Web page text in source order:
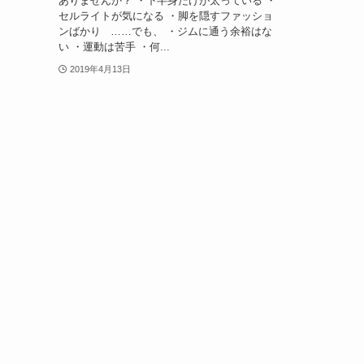
セルライトが気になる ・脚を隠すファッショ
ンばかり ……でも、 ・ジムに通う余裕はな
い ・運動は苦手 ・何...
2019年4月13日